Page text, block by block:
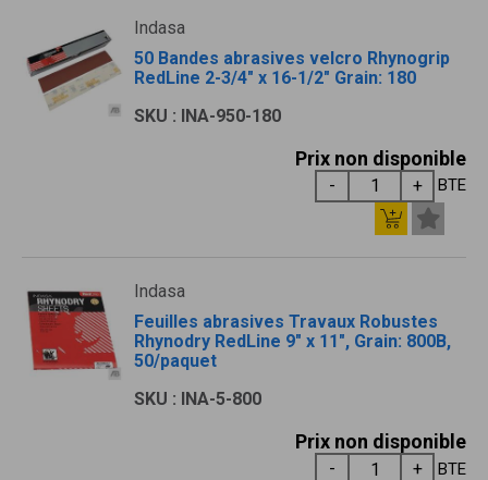
Indasa
50 Bandes abrasives velcro Rhynogrip
RedLine 2-3/4" x 16-1/2" Grain: 180
SKU : INA-950-180
Prix non disponible
BTE
Indasa
Feuilles abrasives Travaux Robustes
Rhynodry RedLine 9" x 11", Grain: 800B,
50/paquet
SKU : INA-5-800
Prix non disponible
BTE